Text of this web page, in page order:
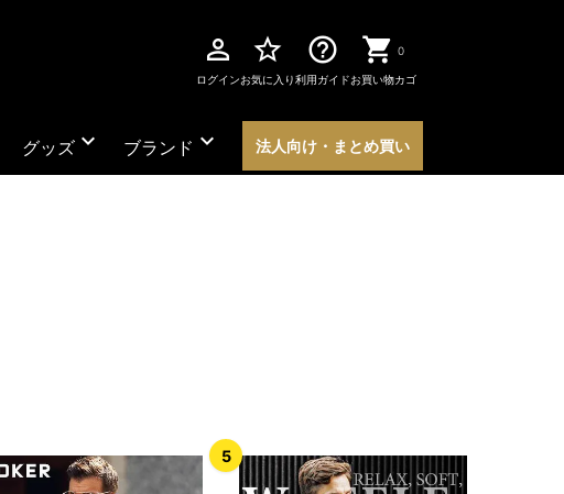
perm_identity
ログイン
star_border
お気に入り
help_outline
利用ガイド
0
お買い物カゴ
グッズ expand_more ブランド expand_more 法人向け・まとめ買い